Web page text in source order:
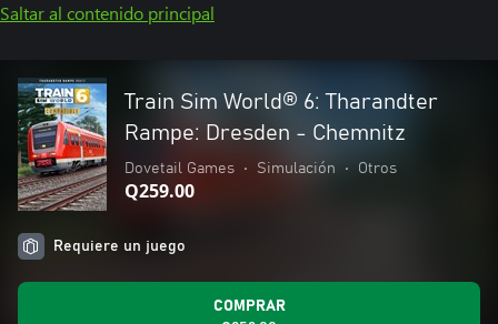
Saltar al contenido principal
Train Sim World® 6: Tharandter
Rampe: Dresden - Chemnitz
Dovetail Games • Simulación • Otros
Q259.00
Requiere un juego
COMPRAR